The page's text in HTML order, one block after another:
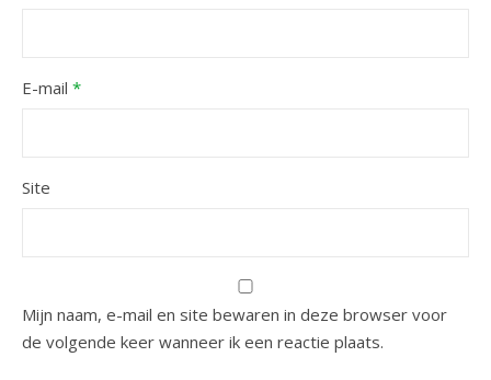
E-mail *
Site
Mijn naam, e-mail en site bewaren in deze browser voor
de volgende keer wanneer ik een reactie plaats.